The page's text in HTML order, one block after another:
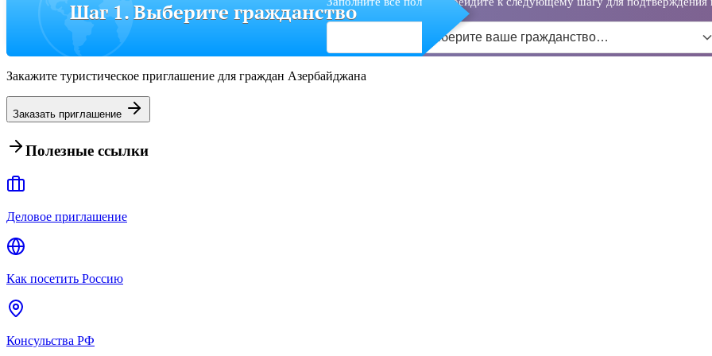
Шаг 1. Выберите гражданство
Выберите ваше гражданство…
Закажите туристическое приглашение для граждан Азербайджана
Заказать приглашение
Полезные ссылки
Деловое приглашение
Как посетить Россию
Консульства РФ